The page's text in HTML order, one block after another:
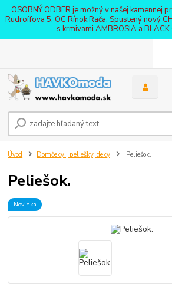
OSOBNÝ ODBER je možný v našej kamennej
Rudroffova 5, OC Rínok Rača. Spustený nový
s krmivami AMBROSIA a BLACK
Úvod Domčeky , peliešky, deky Peliešok.
Peliešok.
Novinka